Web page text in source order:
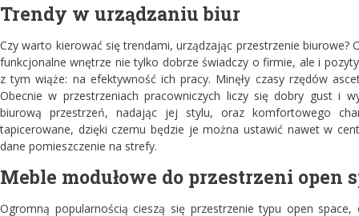
Trendy w urządzaniu biur
Czy warto kierować się trendami, urządzając przestrzenie
funkcjonalne wnętrze nie tylko dobrze świadczy o firmie, ale i
z tym wiąże: na efektywność ich pracy. Minęły czasy rzędów
Obecnie w przestrzeniach pracowniczych liczy się dobry gust i
biurową przestrzeń, nadając jej stylu, oraz komfortowego
tapicerowane, dzięki czemu będzie je można ustawić nawet w
dane pomieszczenie na strefy.
Meble modułowe do przestrzeni open
Ogromną popularnością cieszą się przestrzenie typu open